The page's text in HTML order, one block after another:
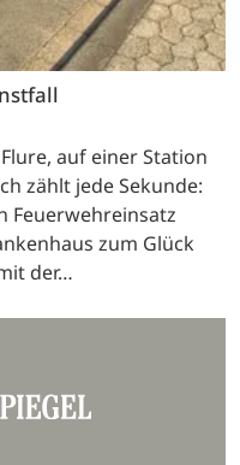
auf einer Station
zählt jede Sekunde:
Feuerwehreinsatz
zum Glück
der…